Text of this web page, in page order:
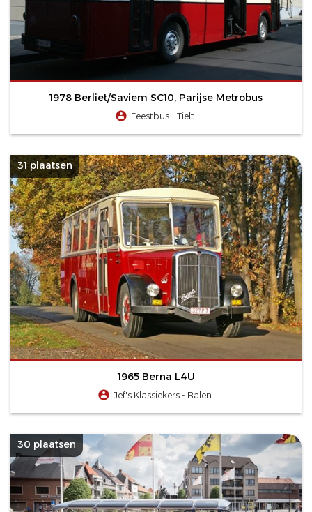
1978 Berliet/Saviem SC10, Parijse Metrobus
Feestbus - Tielt
31 plaatsen
1965 Berna L4U
Jef's Klassiekers - Balen
30 plaatsen